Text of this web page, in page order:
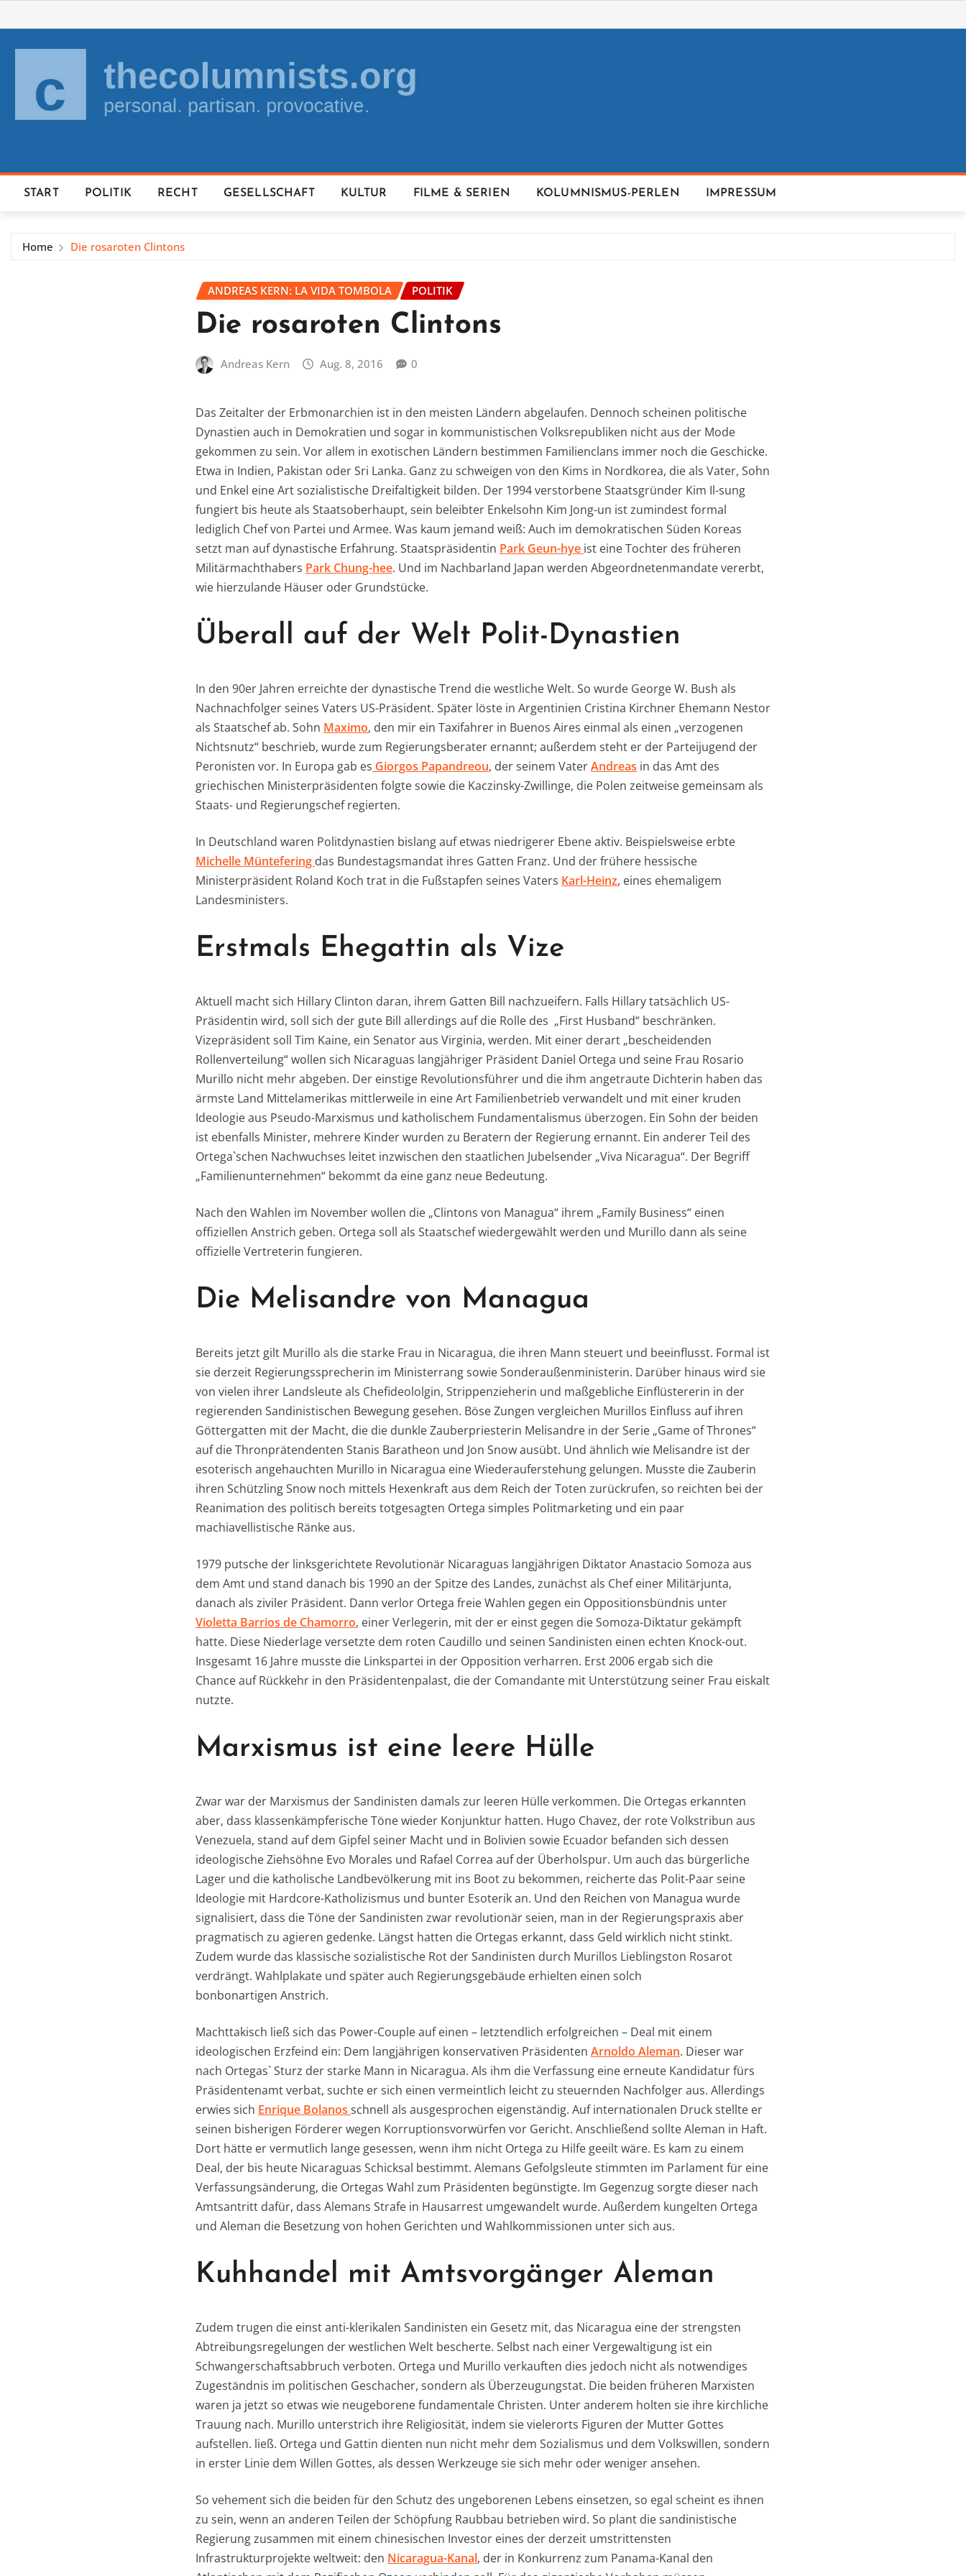
to
content
START POLITIK RECHT GESELLSCHAFT KULTUR FILME & SERIEN KOLUMNISMUS-PERLEN IMPRESSUM
Home Die rosaroten Clintons
ANDREAS KERN: LA VIDA TOMBOLA POLITIK
Die rosaroten Clintons
Andreas Kern Aug. 8, 2016 0
Das Zeitalter der Erbmonarchien ist in den meisten Ländern abgelaufen. Dennoch scheinen politische
Dynastien auch in Demokratien und sogar in kommunistischen Volksrepubliken nicht aus der Mode
gekommen zu sein. Vor allem in exotischen Ländern bestimmen Familienclans immer noch die Geschicke.
Etwa in Indien, Pakistan oder Sri Lanka. Ganz zu schweigen von den Kims in Nordkorea, die als Vater, Sohn
und Enkel eine Art sozialistische Dreifaltigkeit bilden. Der 1994 verstorbene Staatsgründer Kim Il-sung
fungiert bis heute als Staatsoberhaupt, sein beleibter Enkelsohn Kim Jong-un ist zumindest formal
lediglich Chef von Partei und Armee. Was kaum jemand weiß: Auch im demokratischen Süden Koreas
setzt man auf dynastische Erfahrung. Staatspräsidentin Park Geun-hye ist eine Tochter des früheren
Militärmachthabers Park Chung-hee. Und im Nachbarland Japan werden Abgeordnetenmandate vererbt,
wie hierzulande Häuser oder Grundstücke.
Überall auf der Welt Polit-Dynastien
In den 90er Jahren erreichte der dynastische Trend die westliche Welt. So wurde George W. Bush als
Nachnachfolger seines Vaters US-Präsident. Später löste in Argentinien Cristina Kirchner Ehemann Nestor
als Staatschef ab. Sohn Maximo, den mir ein Taxifahrer in Buenos Aires einmal als einen „verzogenen
Nichtsnutz“ beschrieb, wurde zum Regierungsberater ernannt; außerdem steht er der Parteijugend der
Peronisten vor. In Europa gab es Giorgos Papandreou, der seinem VaterAndreas in das Amt des
griechischen Ministerpräsidenten folgte sowie die Kaczinsky-Zwillinge, die Polen zeitweise gemeinsam als
Staats- und Regierungschef regierten.
In Deutschland waren Politdynastien bislang auf etwas niedrigerer Ebene aktiv. Beispielsweise erbte
Michelle Müntefering das Bundestagsmandat ihres Gatten Franz. Und der frühere hessische
Ministerpräsident Roland Koch trat in die Fußstapfen seines Vaters Karl-Heinz, eines ehemaligem
Landesministers.
Erstmals Ehegattin als Vize
Aktuell macht sich Hillary Clinton daran, ihrem Gatten Bill nachzueifern. Falls Hillary tatsächlich US-
Präsidentin wird, soll sich der gute Bill allerdings auf die Rolle des „First Husband“ beschränken.
Vizepräsident soll Tim Kaine, ein Senator aus Virginia, werden. Mit einer derart „bescheidenden
Rollenverteilung“ wollen sich Nicaraguas langjähriger Präsident Daniel Ortega und seine Frau Rosario
Murillo nicht mehr abgeben. Der einstige Revolutionsführer und die ihm angetraute Dichterin haben das
ärmste Land Mittelamerikas mittlerweile in eine Art Familienbetrieb verwandelt und mit einer kruden
Ideologie aus Pseudo-Marxismus und katholischem Fundamentalismus überzogen. Ein Sohn der beiden
ist ebenfalls Minister, mehrere Kinder wurden zu Beratern der Regierung ernannt. Ein anderer Teil des
Ortega`schen Nachwuchses leitet inzwischen den staatlichen Jubelsender „Viva Nicaragua“. Der Begriff
„Familienunternehmen“ bekommt da eine ganz neue Bedeutung.
Nach den Wahlen im November wollen die „Clintons von Managua“ ihrem „Family Business“ einen
offiziellen Anstrich geben. Ortega soll als Staatschef wiedergewählt werden und Murillo dann als seine
offizielle Vertreterin fungieren.
Die Melisandre von Managua
Bereits jetzt gilt Murillo als die starke Frau in Nicaragua, die ihren Mann steuert und beeinflusst. Formal ist
sie derzeit Regierungssprecherin im Ministerrang sowie Sonderaußenministerin. Darüber hinaus wird sie
von vielen ihrer Landsleute als Chefideololgin, Strippenzieherin und maßgebliche Einflüstererin in der
regierenden Sandinistischen Bewegung gesehen. Böse Zungen vergleichen Murillos Einfluss auf ihren
Göttergatten mit der Macht, die die dunkle Zauberpriesterin Melisandre in der Serie „Game of Thrones“
auf die Thronprätendenten Stanis Baratheon und Jon Snow ausübt. Und ähnlich wie Melisandre ist der
esoterisch angehauchten Murillo in Nicaragua eine Wiederauferstehung gelungen. Musste die Zauberin
ihren Schützling Snow noch mittels Hexenkraft aus dem Reich der Toten zurückrufen, so reichten bei der
Reanimation des politisch bereits totgesagten Ortega simples Politmarketing und ein paar
machiavellistische Ränke aus.
1979 putsche der linksgerichtete Revolutionär Nicaraguas langjährigen Diktator Anastacio Somoza aus
dem Amt und stand danach bis 1990 an der Spitze des Landes, zunächst als Chef einer Militärjunta,
danach als ziviler Präsident. Dann verlor Ortega freie Wahlen gegen ein Oppositionsbündnis unter
Violetta Barrios de Chamorro, einer Verlegerin, mit der er einst gegen die Somoza-Diktatur gekämpft
hatte. Diese Niederlage versetzte dem roten Caudillo und seinen Sandinisten einen echten Knock-out.
Insgesamt 16 Jahre musste die Linkspartei in der Opposition verharren. Erst 2006 ergab sich die
Chance auf Rückkehr in den Präsidentenpalast, die der Comandante mit Unterstützung seiner Frau eiskalt
nutzte.
Marxismus ist eine leere Hülle
Zwar war der Marxismus der Sandinisten damals zur leeren Hülle verkommen. Die Ortegas erkannten
aber, dass klassenkämpferische Töne wieder Konjunktur hatten. Hugo Chavez, der rote Volkstribun aus
Venezuela, stand auf dem Gipfel seiner Macht und in Bolivien sowie Ecuador befanden sich dessen
ideologische Ziehsöhne Evo Morales und Rafael Correa auf der Überholspur. Um auch das bürgerliche
Lager und die katholische Landbevölkerung mit ins Boot zu bekommen, reicherte das Polit-Paar seine
Ideologie mit Hardcore-Katholizismus und bunter Esoterik an. Und den Reichen von Managua wurde
signalisiert, dass die Töne der Sandinisten zwar revolutionär seien, man in der Regierungspraxis aber
pragmatisch zu agieren gedenke. Längst hatten die Ortegas erkannt, dass Geld wirklich nicht stinkt.
Zudem wurde das klassische sozialistische Rot der Sandinisten durch Murillos Lieblingston Rosarot
verdrängt. Wahlplakate und später auch Regierungsgebäude erhielten einen solch
bonbonartigen Anstrich.
Machttakisch ließ sich das Power-Couple auf einen – letztendlich erfolgreichen – Deal mit einem
ideologischen Erzfeind ein: Dem langjährigen konservativen Präsidenten Arnoldo Aleman. Dieser war
nach Ortegas` Sturz der starke Mann in Nicaragua. Als ihm die Verfassung eine erneute Kandidatur fürs
Präsidentenamt verbat, suchte er sich einen vermeintlich leicht zu steuernden Nachfolger aus. Allerdings
erwies sich Enrique Bolanos schnell als ausgesprochen eigenständig. Auf internationalen Druck stellte er
seinen bisherigen Förderer wegen Korruptionsvorwürfen vor Gericht. Anschließend sollte Aleman in Haft.
Dort hätte er vermutlich lange gesessen, wenn ihm nicht Ortega zu Hilfe geeilt wäre. Es kam zu einem
Deal, der bis heute Nicaraguas Schicksal bestimmt. Alemans Gefolgsleute stimmten im Parlament für eine
Verfassungsänderung, die Ortegas Wahl zum Präsidenten begünstigte. Im Gegenzug sorgte dieser nach
Amtsantritt dafür, dass Alemans Strafe in Hausarrest umgewandelt wurde. Außerdem kungelten Ortega
und Aleman die Besetzung von hohen Gerichten und Wahlkommissionen unter sich aus.
Kuhhandel mit Amtsvorgänger Aleman
Zudem trugen die einst anti-klerikalen Sandinisten ein Gesetz mit, das Nicaragua eine der strengsten
Abtreibungsregelungen der westlichen Welt bescherte. Selbst nach einer Vergewaltigung ist ein
Schwangerschaftsabbruch verboten. Ortega und Murillo verkauften dies jedoch nicht als notwendiges
Zugeständnis im politischen Geschacher, sondern als Überzeugungstat. Die beiden früheren Marxisten
waren ja jetzt so etwas wie neugeborene fundamentale Christen. Unter anderem holten sie ihre kirchliche
Trauung nach. Murillo unterstrich ihre Religiosität, indem sie vielerorts Figuren der Mutter Gottes
aufstellen. ließ. Ortega und Gattin dienten nun nicht mehr dem Sozialismus und dem Volkswillen, sondern
in erster Linie dem Willen Gottes, als dessen Werkzeuge sie sich mehr oder weniger ansehen.
So vehement sich die beiden für den Schutz des ungeborenen Lebens einsetzen, so egal scheint es ihnen
zu sein, wenn an anderen Teilen der Schöpfung Raubbau betrieben wird. So plant die sandinistische
Regierung zusammen mit einem chinesischen Investor eines der derzeit umstrittensten
Infrastrukturprojekte weltweit: den Nicaragua-Kanal, der in Konkurrenz zum Panama-Kanal den